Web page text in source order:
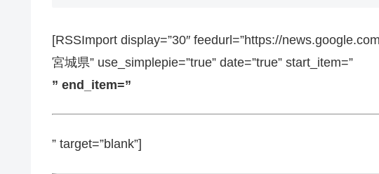
[RSSImport display=”30″ feedurl=”https://
宮城県” use_simplepie=”true” date=”true” start_item=”
” end_item=”
” target=”blank”]